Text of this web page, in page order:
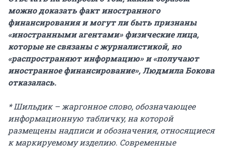
можно доказать факт иностранного
финансирования и могут ли быть признаны
«иностранными агентами» физические лица,
которые не связаны с журналистикой, но
«распространяют информацию» и «получают
иностранное финансирование», Людмила Бокова
отказалась.
* Шильдик – жаргонное слово, обозначающее
информационную табличку, на которой
размещены надписи и обозначения, относящиеся
к маркируемому изделию. Современные